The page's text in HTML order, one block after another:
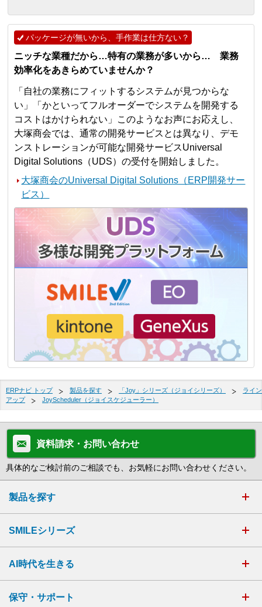
パッケージが無いから、手作業は仕方ない？
ニッチな業種だから…特有の業務が多いから… 業務
効率化をあきらめていませんか？
「自社の業務にフィットするシステムが見つからな
い」「かといってフルオーダーでシステムを開発する
コストはかけられない」このようなお声にお応えし、
大塚商会では、通常の開発サービスとは異なり、デモ
ンストレーションが可能な開発サービスUniversal
Digital Solutions（UDS）の受付を開始しました。
大塚商会のUniversal Digital Solutions（ERP開発サー
ビス）
ERPナビ トップ 製品を探す 「Joy」シリーズ（ジョイシリーズ）
ライン
アップ
JoyScheduler（ジョイスケジューラー）
資料請求・お問い合わせ
具体的なご検討前のご相談でも、お気軽にお問い合わせください。
製品を探す
SMILEシリーズ
AI時代を生きる
保守・サポート